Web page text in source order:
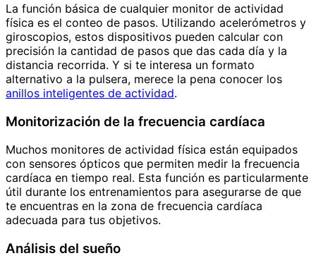
La función básica de cualquier monitor de actividad
física es el conteo de pasos. Utilizando acelerómetros y
giroscopios, estos dispositivos pueden calcular con
precisión la cantidad de pasos que das cada día y la
distancia recorrida. Y si te interesa un formato
alternativo a la pulsera, merece la pena conocer los
anillos inteligentes de actividad.
Monitorización de la frecuencia cardíaca
Muchos monitores de actividad física están equipados
con sensores ópticos que permiten medir la frecuencia
cardíaca en tiempo real. Esta función es particularmente
útil durante los entrenamientos para asegurarse de que
te encuentras en la zona de frecuencia cardíaca
adecuada para tus objetivos.
Análisis del sueño